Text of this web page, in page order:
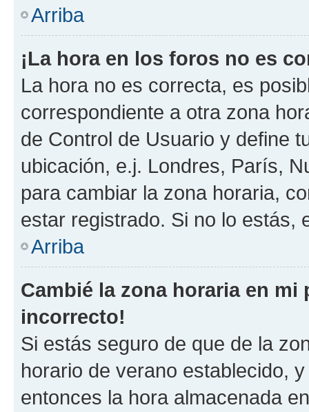
Arriba
¡La hora en los foros no es
La hora no es correcta, es
correspondiente a otra zona
de Control de Usuario y define
ubicación, e.j. Londres, París,
para cambiar la zona horaria,
estar registrado. Si no lo estás,
Arriba
Cambié la zona horaria en
incorrecto!
Si estás seguro de que de la
horario de verano establecido,
entonces la hora almacenada